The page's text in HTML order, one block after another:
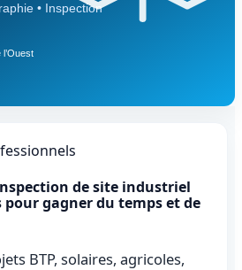
de site industriel
gagner du temps et de
BTP, solaires, agricoles,